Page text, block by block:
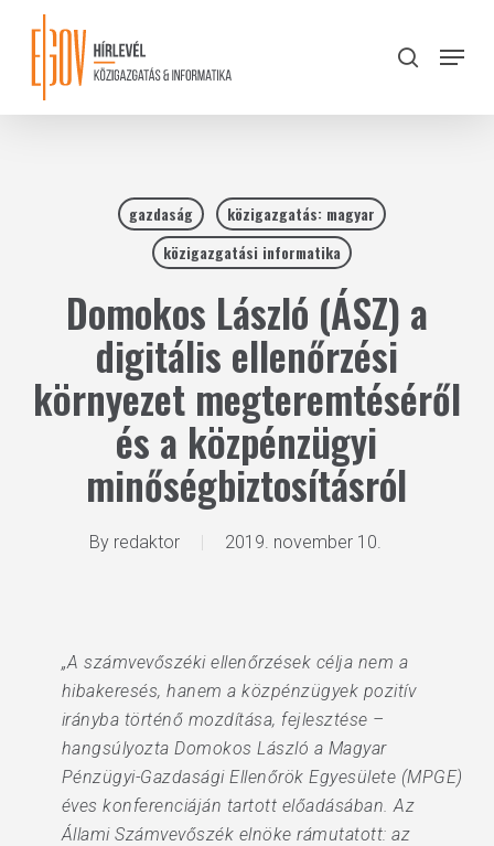
content
search
Menu
gazdaság
közigazgatás: magyar
közigazgatási informatika
Domokos László (ÁSZ) a
digitális ellenőrzési
környezet megteremtéséről
és a közpénzügyi
minőségbiztosításról
By redaktor 2019. november 10.
„A számvevőszéki ellenőrzések célja nem a
hibakeresés, hanem a közpénzügyek pozitív
irányba történő mozdítása, fejlesztése –
hangsúlyozta Domokos László a Magyar
Pénzügyi-Gazdasági Ellenőrök Egyesülete (MPGE)
éves konferenciáján tartott előadásában. Az
Állami Számvevőszék elnöke rámutatott: az
Close